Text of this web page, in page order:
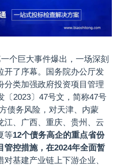
个巨大事件爆出，一场深刻
开了序幕。国务院办公厅发
分类加强政府投资项目管理
〔2023〕47号文，简称47号
债务风险，对天津、内蒙
江、广西、重庆、贵州、云
等12个债务高企的重点省份
管控措施，在2024年全面暂
对基建产业链上下游企业、